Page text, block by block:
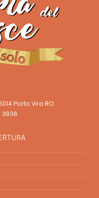
Porto Viro RO
3936